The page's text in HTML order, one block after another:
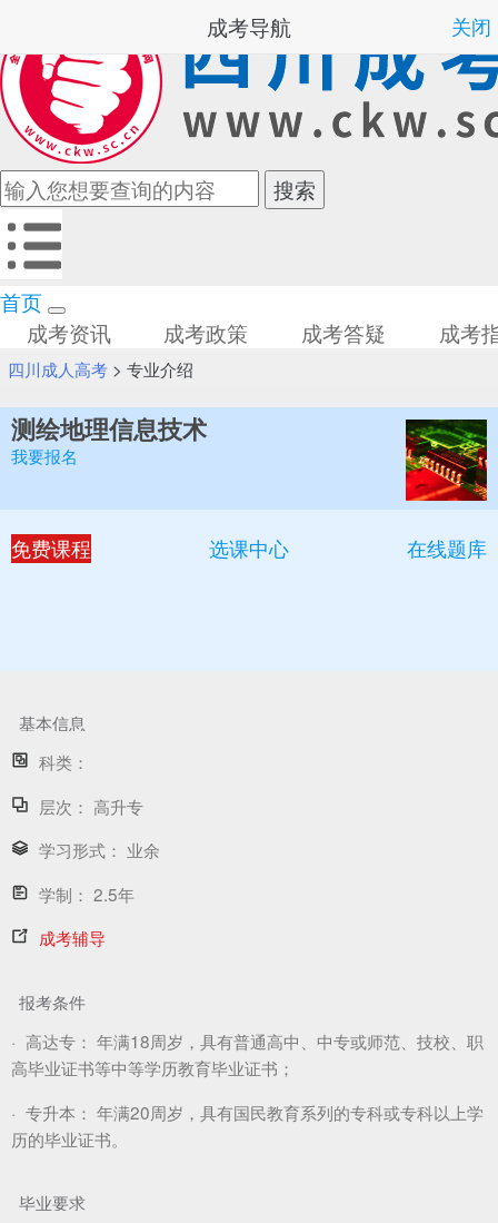
首页
成考资讯
成考政策 成考答疑 成考
四川成人高考> 专业介绍
测绘地理信息技术
我要报名
免费课程 选课中心 在线题库
基本信息
科类：
层次： 高升专
学习形式： 业余
学制： 2.5年
成考辅导
报考条件
· 高达专： 年满18周岁，具有普通高中、中专或师范、技校、职
高毕业证书等中等学历教育毕业证书；
· 专升本： 年满20周岁，具有国民教育系列的专科或专科以上学
历的毕业证书。
毕业要求
成考导航 关闭